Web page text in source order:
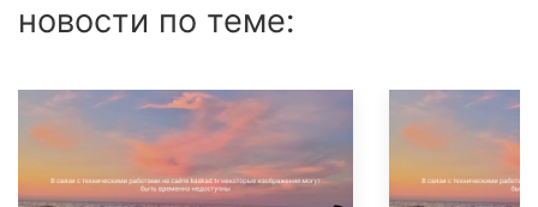
новости по теме: